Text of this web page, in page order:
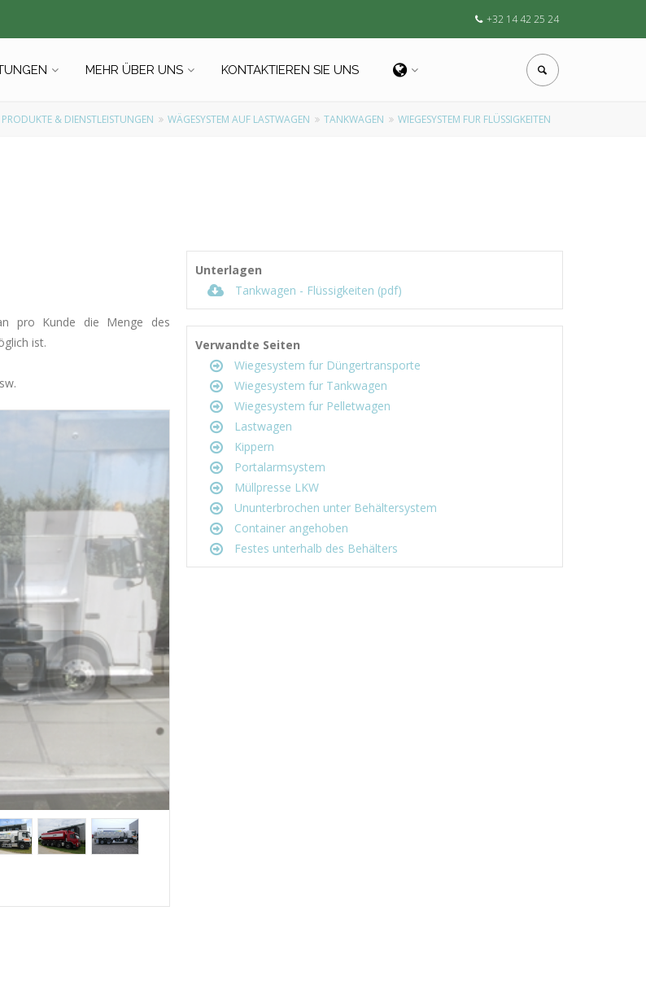
+32 14 42 25 24
MEHR ÜBER UNS KONTAKTIEREN SIE UNS
PRODUKTE & DIENSTLEISTUNGEN WÄGESYSTEM AUF LASTWAGEN TANKWAGEN WIEGESYSTEM FUR FLÜSSIGKEITEN
pro Kunde die Menge des
ist.
Unterlagen
Tankwagen - Flüssigkeiten (pdf)
Verwandte Seiten
Wiegesystem fur Düngertransporte
Wiegesystem fur Tankwagen
Wiegesystem fur Pelletwagen
Lastwagen
Kippern
Portalarmsystem
Müllpresse LKW
Ununterbrochen unter Behältersystem
Container angehoben
Festes unterhalb des Behälters